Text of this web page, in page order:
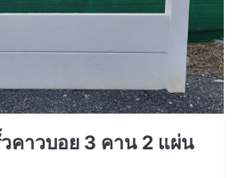
คาวบอย 3 คาน 2 แผ่น